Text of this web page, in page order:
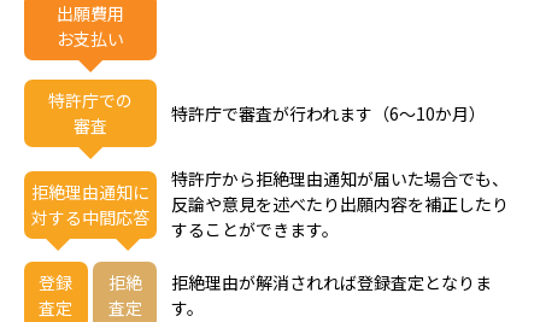
出願費用
お支払い
特許庁での
審査
特許庁で審査が行われます（6～10か月）
拒絶理由通知に
対する中間応答
特許庁から拒絶理由通知が届いた場合でも、
反論や意見を述べたり出願内容を補正したり
することができます。
登録
査定
拒絶
査定
拒絶理由が解消されれば登録査定となりま
す。